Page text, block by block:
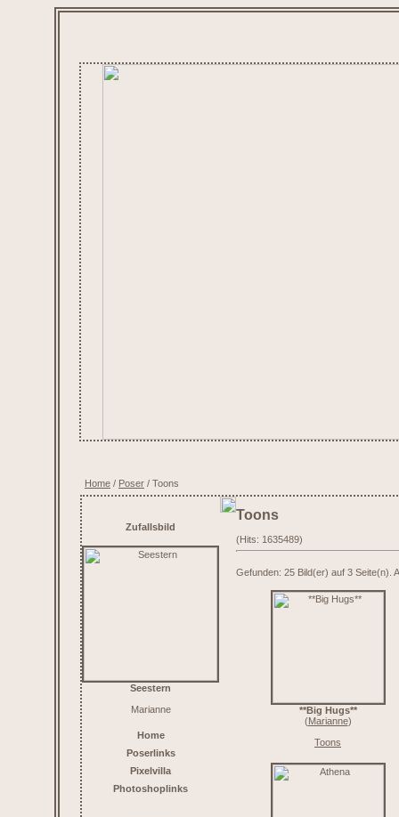
Home / Poser / Toons
Zufallsbild
Seestern
Marianne
Home
Poserlinks
Pixelvilla
Photoshoplinks
Toons
(Hits: 1635489)
Gefunden: 25 Bild(er) auf 3 Seite(n).
**Big Hugs**
(Marianne)
Toons